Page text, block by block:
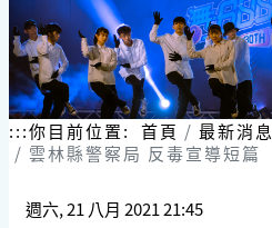
:::你目前位置: 首頁 最新消息
雲林縣警察局 反毒宣導短篇
週六, 21 八月 2021 21:45